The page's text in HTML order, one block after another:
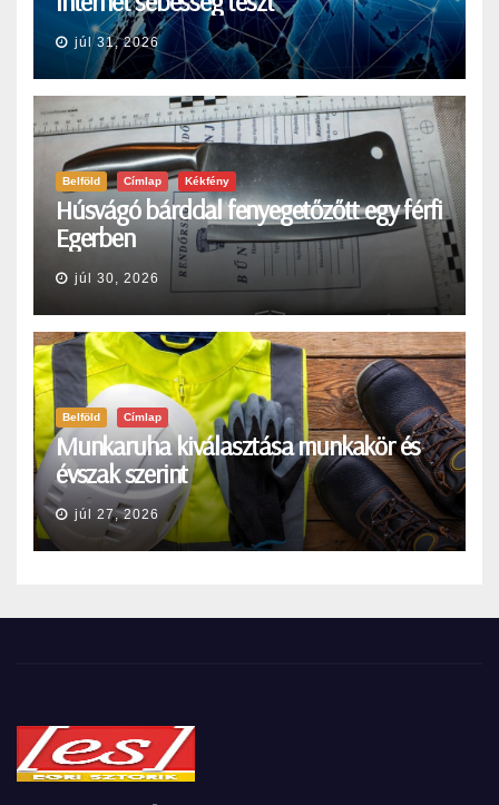
júl 31, 2026
Belföld Címlap Kékfény
Húsvágó bárddal fenyegetőzőtt egy férfi
Egerben
júl 30, 2026
Belföld Címlap
Munkaruha kiválasztása munkakör és
évszak szerint
júl 27, 2026